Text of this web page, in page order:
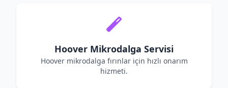
Hoover Mikrodalga Servisi
Hoover mikrodalga fırınlar için hızlı onarım
hizmeti.